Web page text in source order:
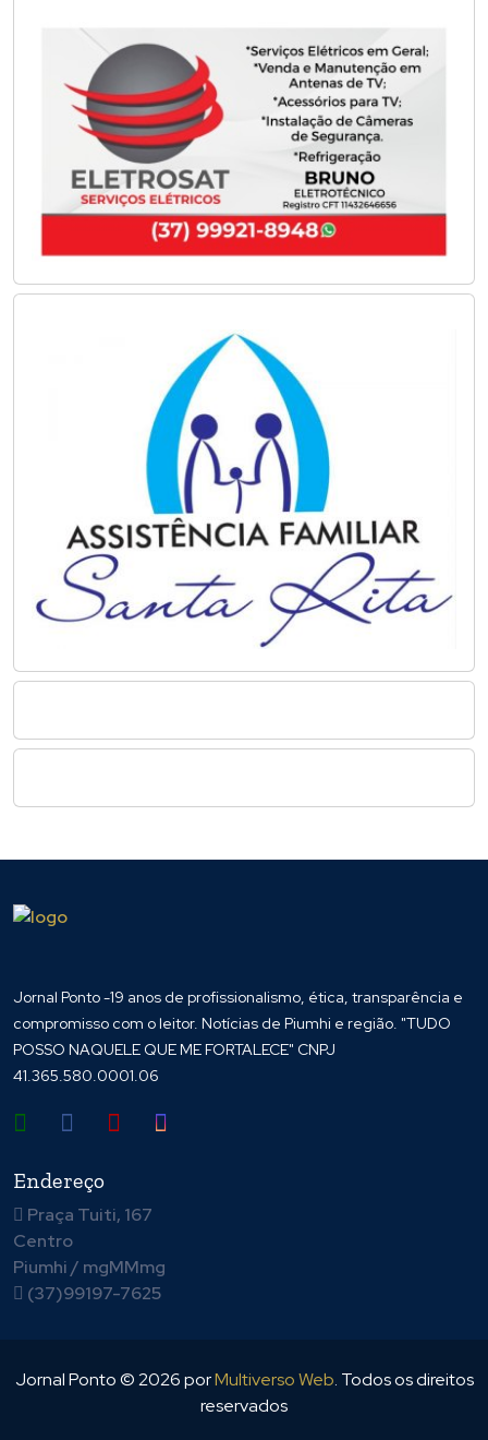
Jornal Ponto -19 anos de profissionalismo, ética, transparência e
compromisso com o leitor. Notícias de Piumhi e região. "TUDO
POSSO NAQUELE QUE ME FORTALECE" CNPJ
41.365.580.0001.06
Endereço
Praça Tuiti, 167
Centro
Piumhi / mgMMmg
(37)99197-7625
Jornal Ponto ©2026porMultiverso Web. Todos os direitos
reservados